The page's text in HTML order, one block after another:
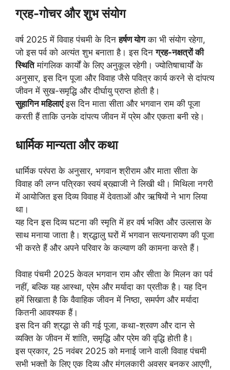
ग्रह-गोचर और शुभ संयोग
वर्ष 2025 में विवाह पंचमी के दिनहर्षण योगका भी संयोग रहेगा,
जो इस पर्व को अत्यंत शुभ बनाता है। इस दिनग्रह-नक्षत्रों की
स्थितिमांगलिक कार्यों के लिए अनुकूल रहेगी। ज्योतिषाचार्यों के
अनुसार, इस दिन पूजा और विवाह जैसे पवित्र कार्य करने से दांपत्य
जीवन में सुख-समृद्धि और दीर्घायु प्राप्त होती है।
सुहागिन महिलाएंइस दिन माता सीता और भगवान राम की पूजा
करती हैं ताकि उनके दांपत्य जीवन में प्रेम और एकता बनी रहे।
धार्मिक मान्यता और कथा
धार्मिक परंपरा के अनुसार, भगवान श्रीराम और माता सीता के
विवाह की लग्न पत्रिका स्वयं ब्रह्माजी ने लिखी थी। मिथिला नगरी
में आयोजित इस दिव्य विवाह में देवताओं और ऋषियों ने भाग लिया
था।
यह दिन इस दिव्य घटना की स्मृति में हर वर्ष भक्ति और उल्लास के
साथ मनाया जाता है। श्रद्धालु घरों में भगवान सत्यनारायण की पूजा
भी करते हैं और अपने परिवार के कल्याण की कामना करते हैं।
विवाह पंचमी 2025 केवल भगवान राम और सीता के मिलन का पर्व
नहीं, बल्कि यह आस्था, प्रेम और मर्यादा का प्रतीक है। यह दिन
हमें सिखाता है कि वैवाहिक जीवन में निष्ठा, समर्पण और मर्यादा
कितनी आवश्यक हैं।
इस दिन की श्रद्धा से की गई पूजा, कथा-श्रवण और दान से
व्यक्ति के जीवन में शांति, समृद्धि और प्रेम की वृद्धि होती है।
इस प्रकार, 25 नवंबर 2025 को मनाई जाने वाली विवाह पंचमी
सभी भक्तों के लिए एक दिव्य और मंगलकारी अवसर बनकर आएगी,